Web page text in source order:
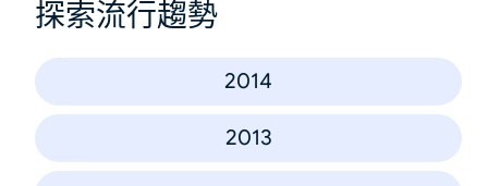
探索流行趨勢
2014
2013